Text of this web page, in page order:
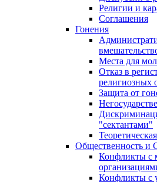
Религии и
Соглашения
Гонения
Места для
Отказ в
религиозных
Защита от
"сектантами"
Общественность
Конфликты с
Конфликты с